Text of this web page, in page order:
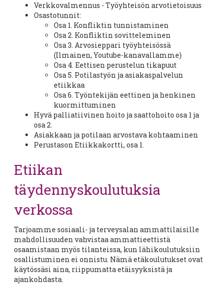
Verkkovalmennus - Työyhteisön arvotietoisuus
Osastotunnit:
Osa 1. Konfliktin tunnistaminen
Osa 2. Konfliktin sovitteleminen
Osa 3. Arvosieppari työyhteisössä
(Ilmainen, Youtube-kanavallamme)
Osa 4. Eettisen perustelun tikapuut
Osa 5. Potilastyön ja asiakaspalvelun
etiikkaa
Osa 6. Työntekijän eettinen ja henkinen
kuormittuminen
Hyvä palliatiivinen hoito ja saattohoito osa 1 ja
osa 2.
Asiakkaan ja potilaan arvostava kohtaaminen
Perustason Etiikkakortti, osa 1.
Etiikan
täydennyskoulutuksia
verkossa
Tarjoamme sosiaali- ja terveysalan ammattilaisille
mahdollisuuden vahvistaa ammattieettistä
osaamistaan myös tilanteissa, kun lähikoulutuksiin
osallistuminen ei onnistu. Nämä etäkoulutukset ovat
käytössäsi aina, riippumatta etäisyyksistä ja
ajankohdasta.